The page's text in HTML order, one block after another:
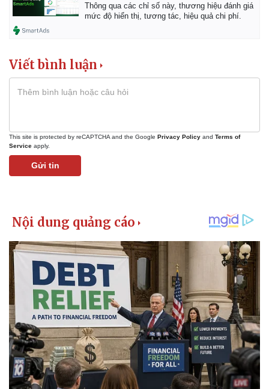
Pháp luật
Quân sự - Quốc phòng
Thông qua các chỉ số này, thương hiệu đánh giá
mức độ hiển thị, tương tác, hiệu quả chi phí.
Viết bình luận
This site is protected by reCAPTCHA and the Google Privacy Policy and Terms of
Service apply.
Gửi tin